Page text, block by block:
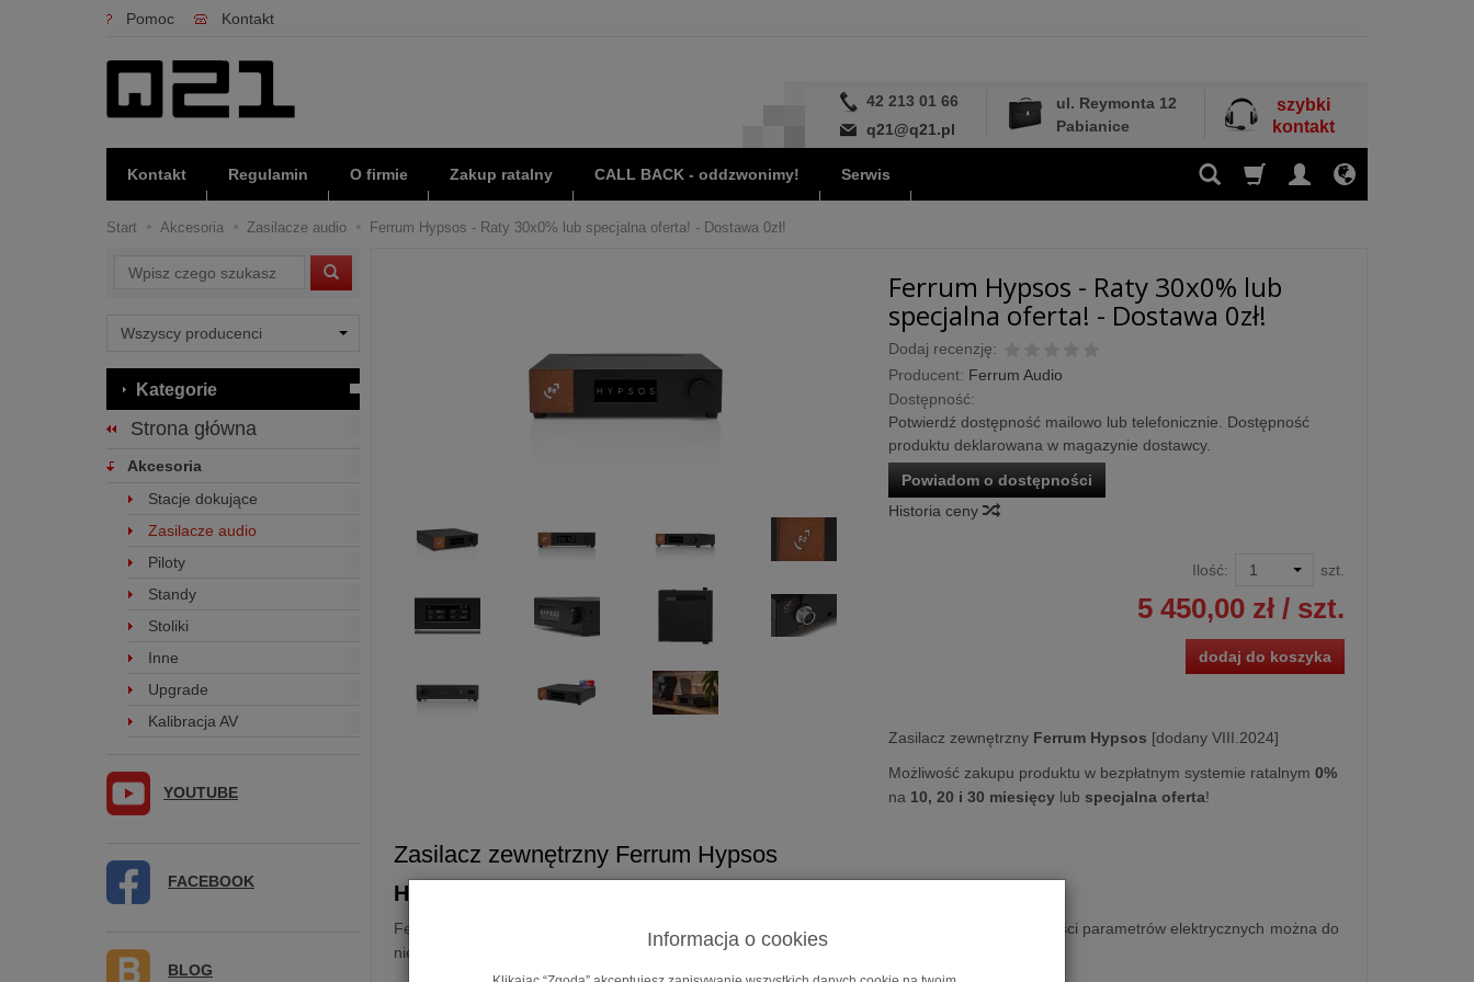
Pomoc Kontakt
42 213 01 66
q21@q21.pl
ul. Reymonta 12
Pabianice
szybki
kontakt
Kontakt Regulamin O firmie Zakup ratalny CALL BACK - oddzwonimy! Serwis
Start Akcesoria Zasilacze audio Ferrum Hypsos - Raty 30x0% lub specjalna oferta! - Dostawa 0zł!
Ferrum Hypsos - Raty 30x0% lub
specjalna oferta! - Dostawa 0zł!
Dodaj recenzję:
Producent: Ferrum Audio
Dostępność:
Potwierdź dostępność mailowo lub telefonicznie. Dostępność
produktu deklarowana w magazynie dostawcy.
Powiadom o dostępności
Historia ceny
Ilość: szt.
5 450,00 zł/ szt.
dodaj do koszyka
Zasilacz zewnętrzny Ferrum Hypsos [dodany VIII.2024]
Możliwość zakupu produktu w bezpłatnym systemie ratalnym 0%
na 10, 20 i 30 miesięcylub specjalna oferta!
Zasilacz zewnętrzny Ferrum Hypsos
Hybrydowy system zasilania
Ferrum
to zasilacz uniwersalny, generuje napięcie stałe, więc przy zachowaniu zgodności parametrów elektrycznych można do
niego podłączyć dowolny sprzęt audio.
Wyszukaj
Kategorie
Strona główna
Akcesoria
Stacje dokujące
Zasilacze audio
Piloty
Standy
Stoliki
Inne
Upgrade
Kalibracja AV
YOUTUBE
FACEBOOK
BLOG
Informacja o cookies